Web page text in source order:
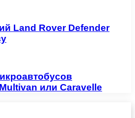
Land Rover Defender
или Caravelle